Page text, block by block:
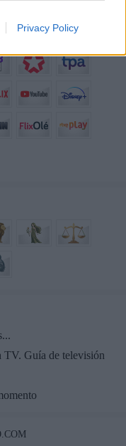
Privacy Policy
Guía de televisión